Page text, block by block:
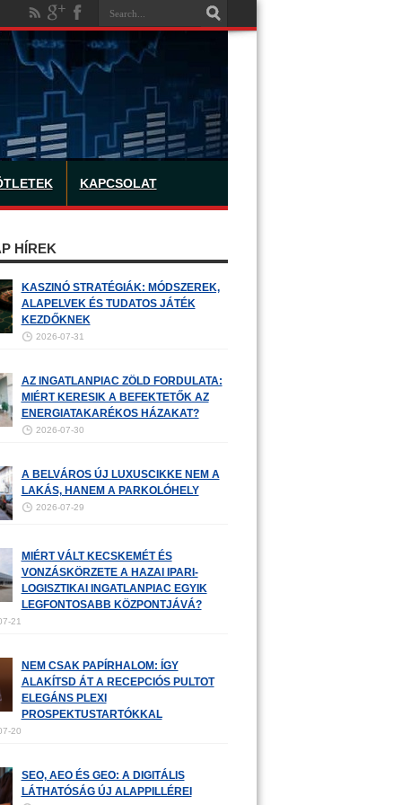
KAPCSOLAT
HÍREK
KASZINÓ STRATÉGIÁK: MÓDSZEREK,
ALAPELVEK ÉS TUDATOS JÁTÉK
KEZDŐKNEK
2026-07-31
AZ INGATLANPIAC ZÖLD FORDULATA:
MIÉRT KERESIK A BEFEKTETŐK AZ
ENERGIATAKARÉKOS HÁZAKAT?
2026-07-30
A BELVÁROS ÚJ LUXUSCIKKE NEM A
LAKÁS, HANEM A PARKOLÓHELY
2026-07-29
MIÉRT VÁLT KECSKEMÉT ÉS
VONZÁSKÖRZETE A HAZAI IPARI-
LOGISZTIKAI INGATLANPIAC EGYIK
LEGFONTOSABB KÖZPONTJÁVÁ?
21
NEM CSAK PAPÍRHALOM: ÍGY
ALAKÍTSD ÁT A RECEPCIÓS PULTOT
ELEGÁNS PLEXI
PROSPEKTUSTARTÓKKAL
20
SEO, AEO ÉS GEO: A DIGITÁLIS
LÁTHATÓSÁG ÚJ ALAPPILLÉREI